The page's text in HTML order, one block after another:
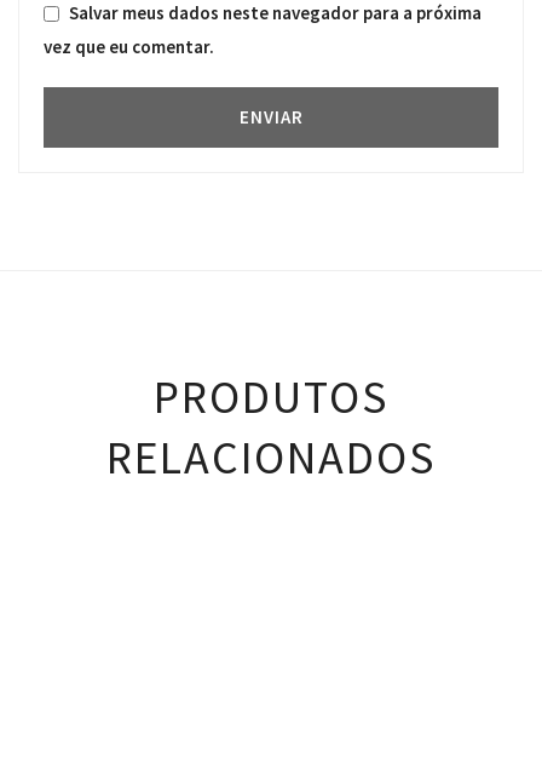
Salvar meus dados neste navegador para a próxima
vez que eu comentar.
PRODUTOS
RELACIONADOS